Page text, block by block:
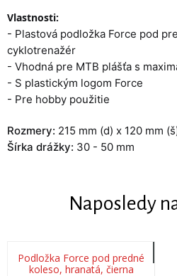
Vlastnosti:
- Plastová podložka Force pod
cyklotrenažér
- Vhodná pre MTB plášťa s
- S plastickým logom Force
- Pre hobby použitie
Rozmery: 215 mm (d) x 120 mm
Šírka drážky: 30 - 50 mm
Naposledy
Podložka Force pod predné
koleso, hranatá, čierna